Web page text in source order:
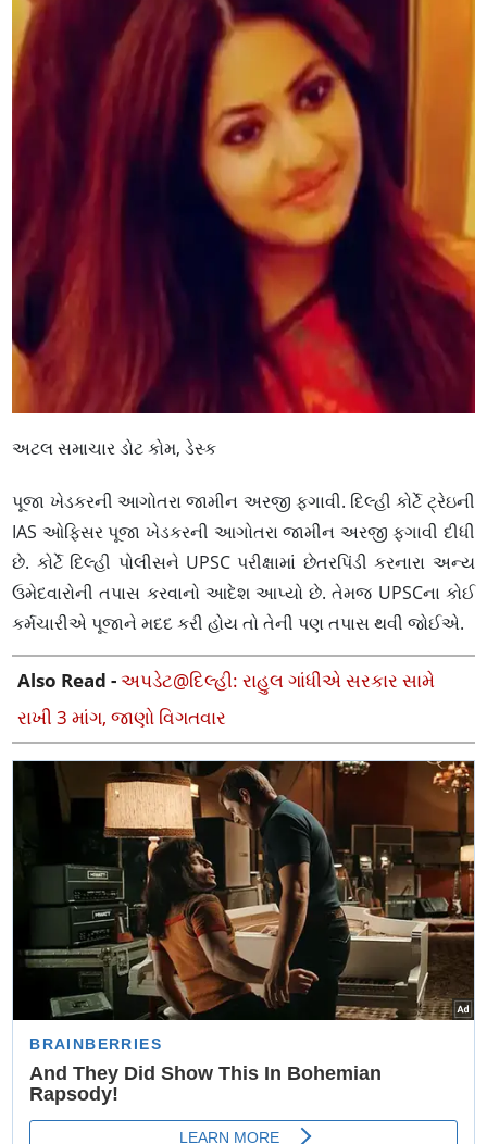
અટલ સમાચાર ડોટ કોમ, ડેસ્ક
પૂજા ખેડકરની આગોતરા જામીન અરજી ફગાવી. દિલ્હી કોર્ટે ટ્રેઇની
IAS ઓફિસર પૂજા ખેડકરની આગોતરા જામીન અરજી ફગાવી દીધી
છે. કોર્ટે દિલ્હી પોલીસને UPSC પરીક્ષામાં છેતરપિંડી કરનારા અન્ય
ઉમેદવારોની તપાસ કરવાનો આદેશ આપ્યો છે. તેમજ UPSCના કોઈ
કર્મચારીએ પૂજાને મદદ કરી હોય તો તેની પણ તપાસ થવી જોઈએ.
Also Read -અપડેટ@દિલ્હી: રાહુલ ગાંધીએ સરકાર સામે
રાખી 3 માંગ, જાણો વિગતવાર